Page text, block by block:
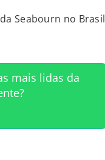
Seabourn no Brasil
mais lidas da